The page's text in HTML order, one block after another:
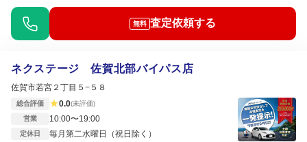
無料 査定依頼する
ネクステージ 佐賀北部バイパス店
佐賀市若宮２丁目５−５８
総合評価 ★0.0(未評価)
営業
10:00〜19:00
定休日 毎月第二水曜日（祝日除く）